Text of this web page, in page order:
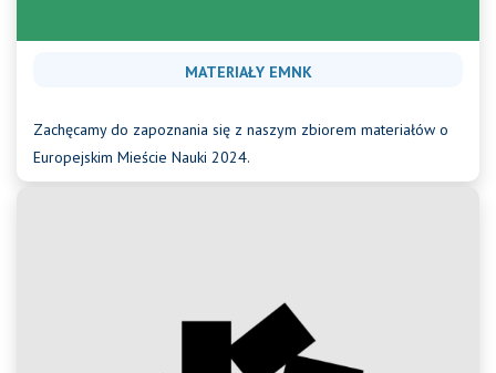
MATERIAŁY EMNK
Zachęcamy do zapoznania się z naszym zbiorem materiałów o
Europejskim Mieście Nauki 2024.